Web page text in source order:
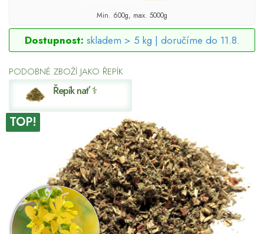
Min. 600g, max. 5000g
Dostupnost: skladem > 5 kg | doručíme do 11.8.
PODOBNÉ ZBOŽÍ JAKO ŘEPÍK
Řepík nať ⚕
TOP!